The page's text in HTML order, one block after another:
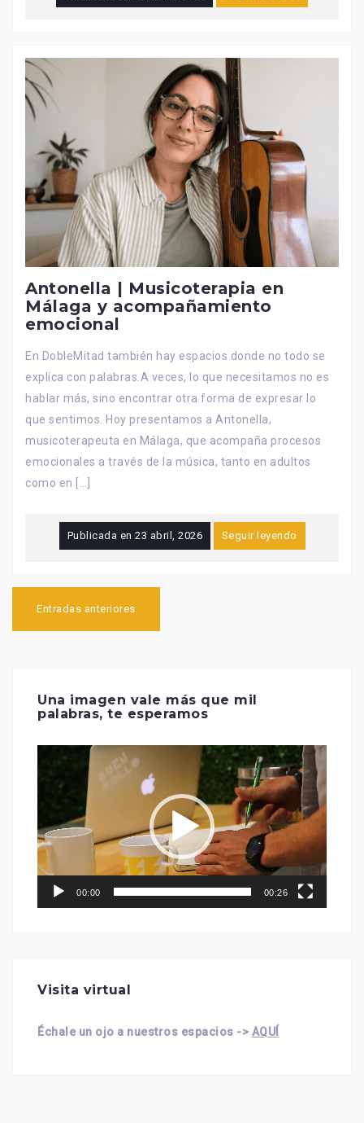
Antonella | Musicoterapia en
Málaga y acompañamiento
emocional
En DobleMitad también hay espacios donde no todo se
explica con palabras.A veces, lo que necesitamos no es
hablar más, sino encontrar otra forma de expresar lo
que sentimos. Hoy presentamos a Antonella,
musicoterapeuta en Málaga, que acompaña procesos
emocionales a través de la música, tanto en adultos
como en […]
Publicada en 23 abril, 2026 Seguir leyendo
Entradas anteriores
Una imagen vale más que mil
palabras, te esperamos
Reproductor
de
vídeo
00:00 00:26
Visita virtual
Échale un ojo a nuestros espacios -> AQUÍ